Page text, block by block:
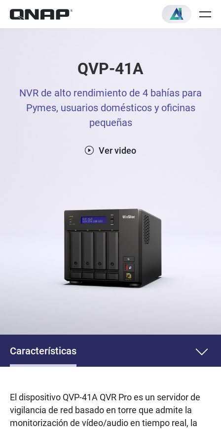
QVP-41A
NVR de alto rendimiento de 4 bahías para
Pymes, usuarios domésticos y oficinas
pequeñas
Ver video
Características
El dispositivo QVP-41A QVR Pro es un servidor de
vigilancia de red basado en torre que admite la
monitorización de vídeo/audio en tiempo real, la